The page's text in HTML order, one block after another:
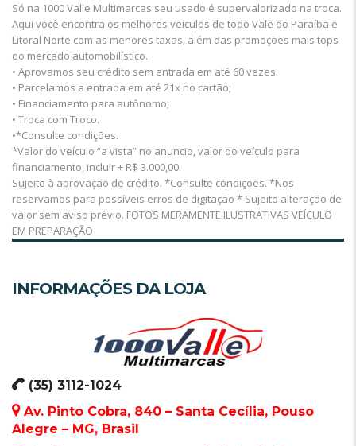
Só na 1000 Valle Multimarcas seu usado é supervalorizado na troca.
Aqui você encontra os melhores veículos de todo Vale do Paraíba e
Litoral Norte com as menores taxas, além das promoções mais tops
do mercado automobilístico.
• Aprovamos seu crédito sem entrada em até 60 vezes.
• Parcelamos a entrada em até 21x no cartão;
• Financiamento para autônomo;
• Troca com Troco.
•*Consulte condições.
*Valor do veículo “a vista” no anuncio, valor do veículo para
financiamento, incluir + R$ 3.000,00.
Sujeito à aprovação de crédito. *Consulte condições. *Nos
reservamos para possíveis erros de digitação * Sujeito alteração de
valor sem aviso prévio. FOTOS MERAMENTE ILUSTRATIVAS VEÍCULO
EM PREPARAÇÃO
INFORMAÇÕES DA LOJA
(35) 3112-1024
Av. Pinto Cobra, 840 – Santa Cecília, Pouso
Alegre – MG, Brasil